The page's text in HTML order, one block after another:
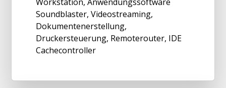
Soundblaster, Videostreaming,
Dokumentenerstellung,
Druckersteuerung, Remoterouter, IDE
Cachecontroller